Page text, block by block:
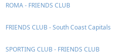
ROMA - FRIENDS CLUB
FRIENDS CLUB - South Coast Capitals
SPORTING CLUB - FRIENDS CLUB